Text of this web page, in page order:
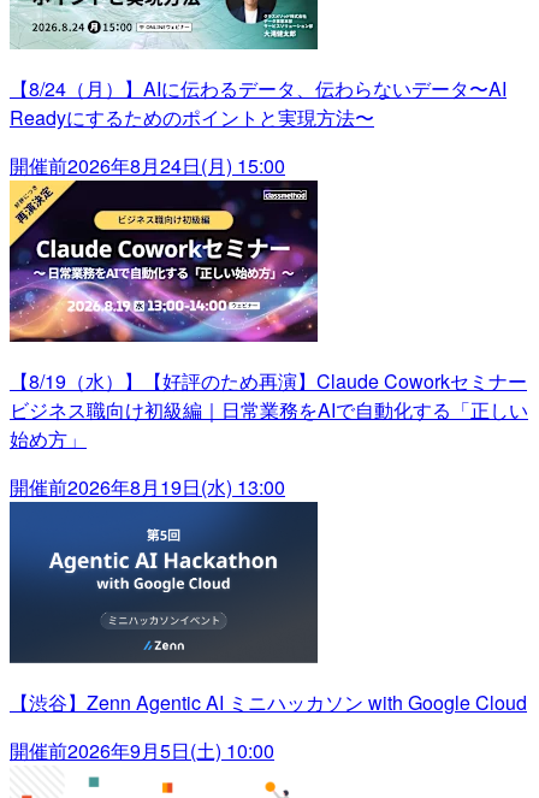
【8/24（月）】AIに伝わるデータ、伝わらないデータ〜AI
Readyにするためのポイントと実現方法〜
開催前2026年8月24日(月) 15:00
【8/19（水）】【好評のため再演】Claude Coworkセミナー
ビジネス職向け初級編｜日常業務をAIで自動化する「正しい
始め方」
開催前2026年8月19日(水) 13:00
【渋谷】Zenn Agentic AI ミニハッカソン with Google Cloud
開催前2026年9月5日(土) 10:00